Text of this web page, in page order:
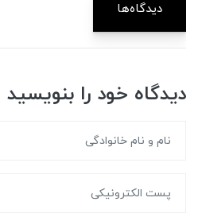
دیدگاه‌ها
دیدگاه خود را بنویسید